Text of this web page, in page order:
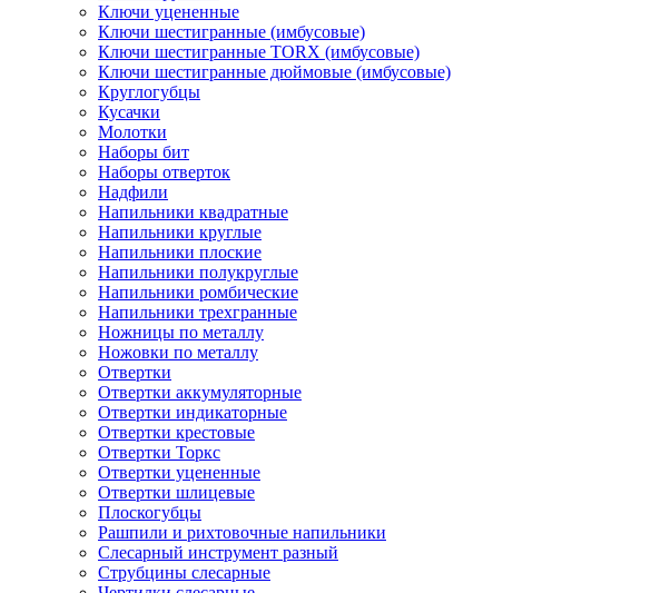
Ключи уцененные
Ключи шестигранные (имбусовые)
Ключи шестигранные TORX (имбусовые)
Ключи шестигранные дюймовые (имбусовые)
Круглогубцы
Кусачки
Молотки
Наборы бит
Наборы отверток
Надфили
Напильники квадратные
Напильники круглые
Напильники плоские
Напильники полукруглые
Напильники ромбические
Напильники трехгранные
Ножницы по металлу
Ножовки по металлу
Отвертки
Отвертки аккумуляторные
Отвертки индикаторные
Отвертки крестовые
Отвертки Торкс
Отвертки уцененные
Отвертки шлицевые
Плоскогубцы
Рашпили и рихтовочные напильники
Слесарный инструмент разный
Струбцины слесарные